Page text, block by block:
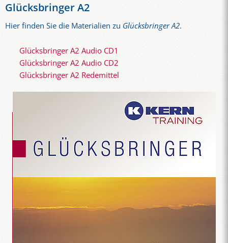
Glücksbringer A2
Hier finden Sie die Materialien zu Glücksbringer A2.
Glücksbringer A2 Audio CD1
Glücksbringer A2 Audio CD2
Glücksbringer A2 Redemittel